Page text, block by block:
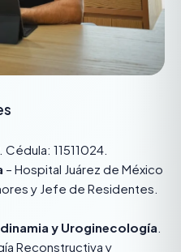
Cédula: 11511024.
– Hospital Juárez de México
y Jefe de Residentes.
y Uroginecología
Reconstructiva y